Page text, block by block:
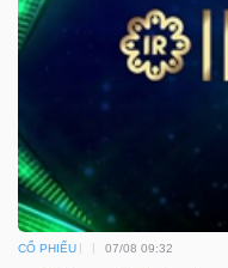
CỔ PHIẾU 07/08 09:32